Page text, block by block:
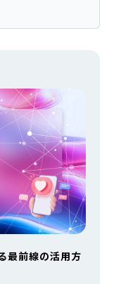
最前線の活用方